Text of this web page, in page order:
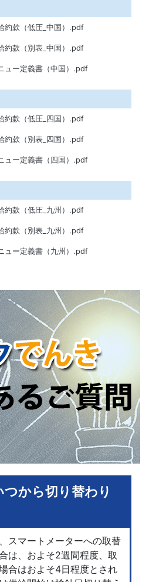
約款（低圧_中国）.pdf
約款（別表_中国）.pdf
ュー定義書（中国）.pdf
約款（低圧_四国）.pdf
約款（別表_四国）.pdf
ュー定義書（四国）.pdf
約款（低圧_九州）.pdf
約款（別表_九州）.pdf
ュー定義書（九州）.pdf
から切り替わり
スマートメーターへの取替
は、およそ2週間程度、取
合はおよそ4日程度とされ